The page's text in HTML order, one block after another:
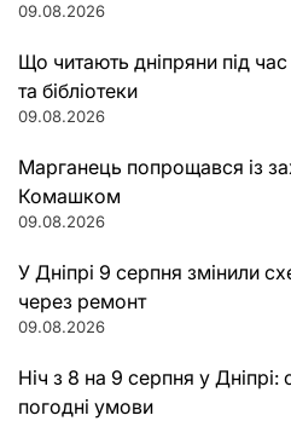
09.08.2026
Що читають дніпряни під
та бібліотеки
09.08.2026
Марганець попрощався із
Комашком
09.08.2026
У Дніпрі 9 серпня змінили
через ремонт
09.08.2026
Ніч з 8 на 9 серпня у Дніпрі:
погодні умови